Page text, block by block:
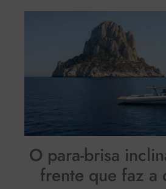
O para-brisa
frente que faz a